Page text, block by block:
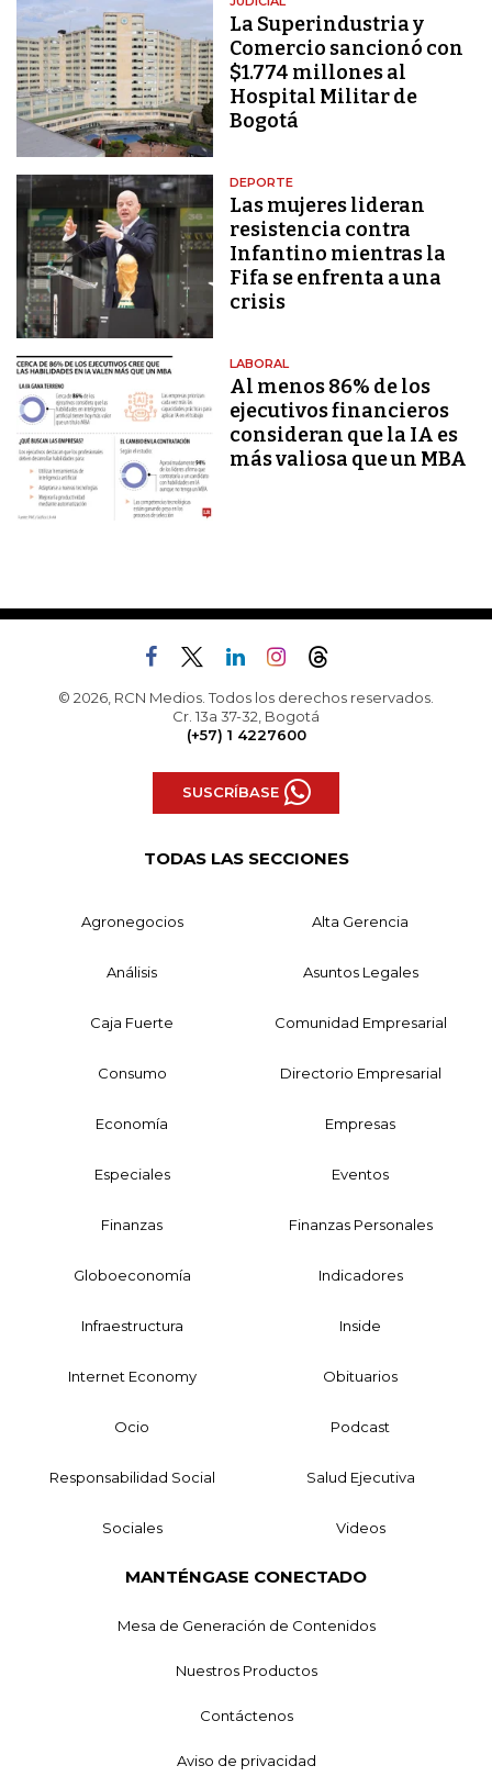
La Superindustria y
Comercio sancionó con
$1.774 millones al
Hospital Militar de
Bogotá
DEPORTE
Las mujeres lideran
resistencia contra
Infantino mientras la
Fifa se enfrenta a una
crisis
LABORAL
Al menos 86% de los
ejecutivos financieros
consideran que la IA es
más valiosa que un MBA
© 2026, RCN Medios. Todos los derechos reservados.
Cr. 13a 37-32, Bogotá
(+57) 1 4227600
SUSCRÍBASE
TODAS LAS SECCIONES
Agronegocios Alta Gerencia
Análisis Asuntos Legales
Caja Fuerte Comunidad Empresarial
Consumo Directorio Empresarial
Economía Empresas
Especiales Eventos
Finanzas Finanzas Personales
Globoeconomía Indicadores
Infraestructura Inside
Internet Economy Obituarios
Ocio Podcast
Responsabilidad Social Salud Ejecutiva
Sociales Videos
MANTÉNGASE CONECTADO
Mesa de Generación de Contenidos
Nuestros Productos
Contáctenos
Aviso de privacidad